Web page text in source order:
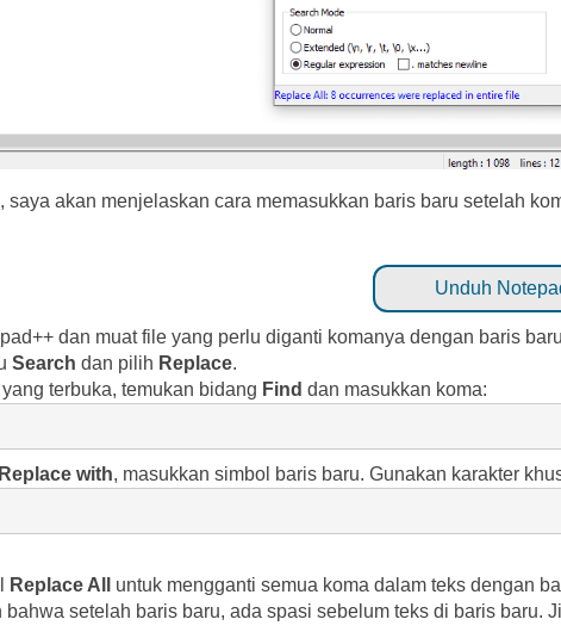
saya akan menjelaskan cara memasukkan baris baru setelah
Unduh
dan muat file yang perlu diganti komanya dengan baris
Search dan pilih Replace.
terbuka, temukan bidang Find dan masukkan koma:
Replace with, masukkan simbol baris baru. Gunakan karakter
Replace All
untuk mengganti semua koma dalam teks dengan
bahwa setelah baris baru, ada spasi sebelum teks di baris